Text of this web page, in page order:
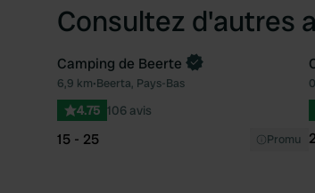
Consultez d'autres
Camping de Beerte
6,9 km•Beerta, Pays-Bas
4.75 106 avis
15 - 25 Promu